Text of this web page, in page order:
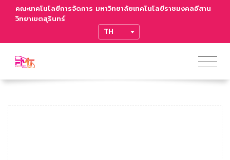
คณะเทคโนโลยีการจัดการ มหาวิทยาลัยเทคโนโลยีราชมงคลอีสาน
วิทยาเขตสุรินทร์
TRANSLATE